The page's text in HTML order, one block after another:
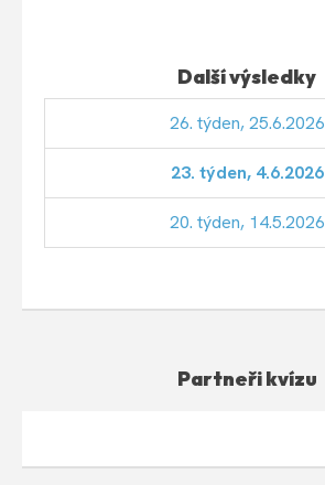
Další výsledky
26. týden, 25.6.2026
23. týden, 4.6.2026
20. týden, 14.5.2026
Partneři kvízu